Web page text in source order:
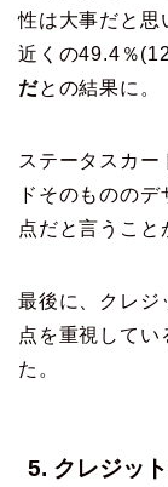
性は大事だと思
近くの49.4％
だとの結果に。
ステータスカー
ドそのものの
点だと言うこと
最後に、クレジ
点を重視してい
た。
5. クレジッ